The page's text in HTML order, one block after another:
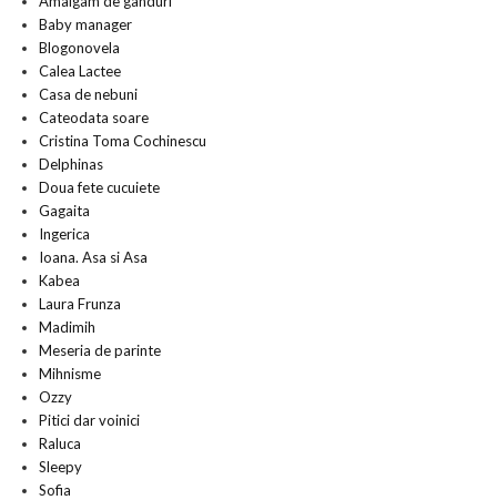
Baby manager
Blogonovela
Calea Lactee
Casa de nebuni
Cateodata soare
Cristina Toma Cochinescu
Delphinas
Doua fete cucuiete
Gagaita
Ingerica
Ioana. Asa si Asa
Kabea
Laura Frunza
Madimih
Meseria de parinte
Mihnisme
Ozzy
Pitici dar voinici
Raluca
Sleepy
Sofia